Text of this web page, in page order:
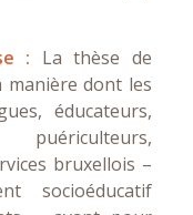
: La thèse de
manière dont les
éducateurs,
bruxellois –
socioéducatif